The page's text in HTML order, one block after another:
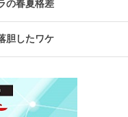
の春夏格差
胆したワケ